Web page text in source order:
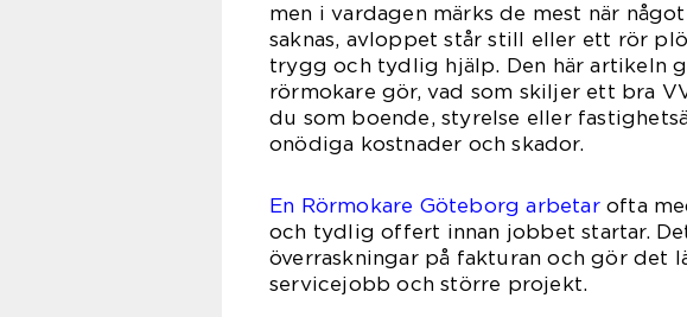
men i vardagen märks de mest när
saknas, avloppet står still eller ett rör
trygg och tydlig hjälp. Den här artikeln
rörmokare gör, vad som skiljer ett bra
du som boende, styrelse eller
onödiga kostnader och skador.
En Rörmokare Göteborg arbetarofta
och tydlig offert innan jobbet startar.
överraskningar på fakturan och gör det
servicejobb och större projekt.